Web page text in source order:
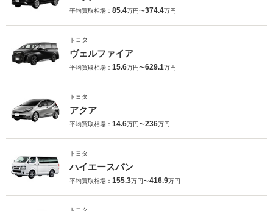
平均買取相場： 85.4万円〜374.4万円
トヨタ
ヴェルファイア
平均買取相場： 15.6万円〜629.1万円
トヨタ
アクア
平均買取相場： 14.6万円〜236万円
トヨタ
ハイエースバン
平均買取相場： 155.3万円〜416.9万円